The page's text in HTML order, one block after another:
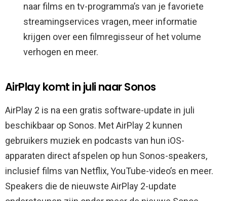
naar films en tv-programma’s van je favoriete
streamingservices vragen, meer informatie
krijgen over een filmregisseur of het volume
verhogen en meer.
AirPlay komt in juli naar Sonos
AirPlay 2 is na een gratis software-update in juli
beschikbaar op Sonos. Met AirPlay 2 kunnen
gebruikers muziek en podcasts van hun iOS-
apparaten direct afspelen op hun Sonos-speakers,
inclusief films van Netflix, YouTube-video’s en meer.
Speakers die de nieuwste AirPlay 2-update